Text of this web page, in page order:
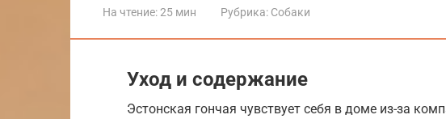
На чтение:25 мин Рубрика: Собаки
Уход и содержание
Эстонская гончая чувствует себя в доме из-за